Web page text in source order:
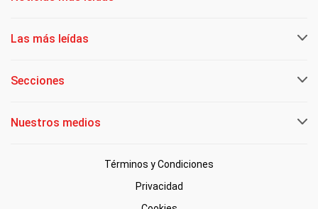
Las más leídas
Secciones
Nuestros medios
Términos y Condiciones
Privacidad